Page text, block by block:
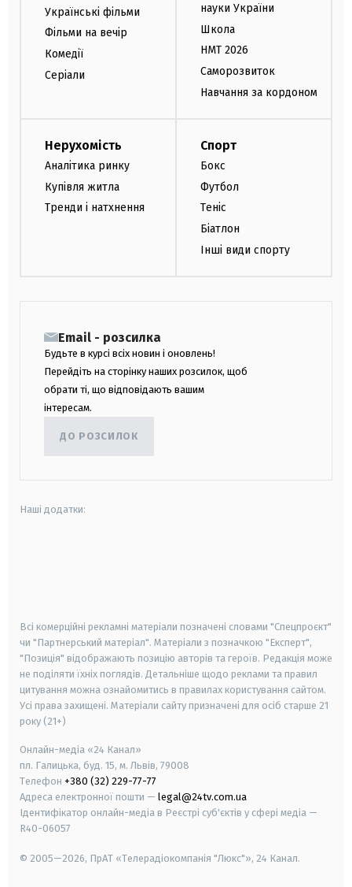
Українські фільми
Фільми на вечір
Комедії
Серіали
науки України
Школа
НМТ 2026
Саморозвиток
Навчання за кордоном
Нерухомість
Аналітика ринку
Купівля житла
Тренди і натхнення
Спорт
Бокс
Футбол
Теніс
Біатлон
Інші види спорту
Email - розсилка
Будьте в курсі всіх новин і оновлень!
Перейдіть на сторінку наших розсилок, щоб
обрати ті, що відповідають вашим
інтересам.
ДО РОЗСИЛОК
Наші додатки:
Всі комерційні рекламні матеріали позначені словами "Спецпроєкт"
чи "Партнерський матеріал". Матеріали з позначкою "Експерт",
"Позиція" відображають позицію авторів та героїв. Редакція може
не поділяти їхніх поглядів. Детальніше щодо реклами та правил
цитування можна ознайомитись в правилах користування сайтом.
Усі права захищені. Матеріали сайту призначені для осіб старше 21
року (21+)
Онлайн-медіа «24 Канал»
пл. Галицька, буд. 15, м. Львів, 79008
Телефон +380 (32) 229-77-77
Адреса електронної пошти — legal@24tv.com.ua
Ідентифікатор онлайн-медіа в Реєстрі суб'єктів у сфері медіа —
R40-06057
© 2005—2026, ПрАТ «Телерадіокомпанія "Люкс"», 24 Канал.